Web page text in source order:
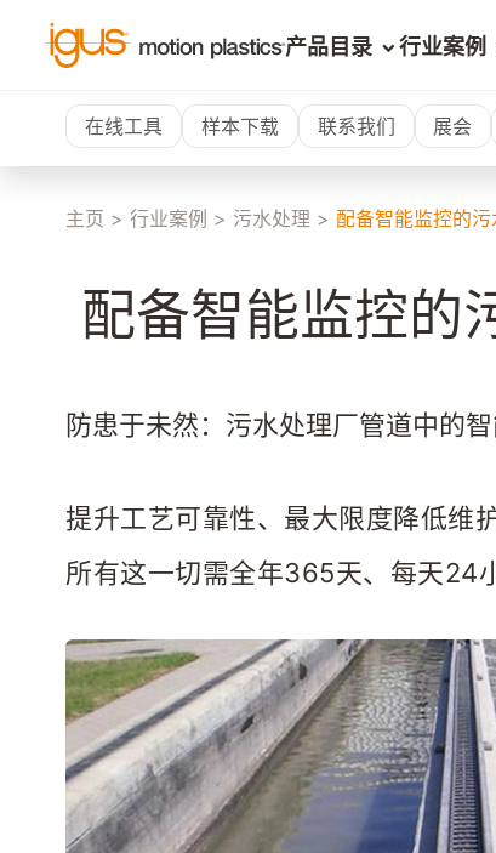
产品目录 行业案例
在线工具 样本下载 联系我们 展会
主页 > 行业案例 > 污水处理 > 配备智能监控的
配备智能监控的
防患于未然：污水处理厂管道中的
提升工艺可靠性、最大限度降低维
所有这一切需全年365天、每天24